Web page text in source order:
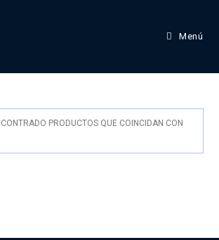
Menú
PRODUCTOS QUE COINCIDAN CON